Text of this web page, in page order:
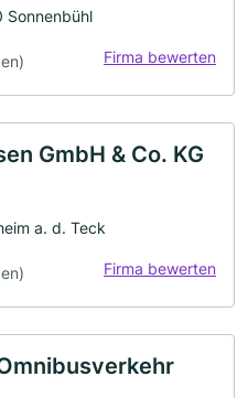
Sonnenbühl
Firma bewerten
GmbH & Co. KG
a. d. Teck
Firma bewerten